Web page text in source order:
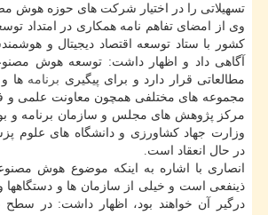
تسهیلاتی را در اختیار شرکت های حوزه هوش
وی از امضای تفاهم نامه همکاری در امتداد
کشور با ستاد توسعه اقتصاد دیجیتال و
آگاهی داد و اظهار داشت: توسعه هوش
مطالعاتی قرار دارد و برای پیگیری برنامه ها
مجموعه های مختلفی همچون معاونت علمی و
مرکز پژوهش های مجلس و سازمان برنامه و
وزارت جهاد کشاورزی و دانشگاه های علوم
در حال انعقاد است.
انصاری با اشاره به اینکه موضوع هوش
ذینفعی است و خیلی از سازمان ها و
درگیر آن خواهند بود، اظهار داشت: در سطح